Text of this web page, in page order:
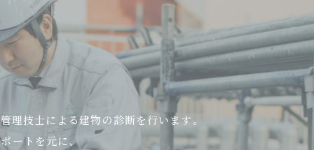
理技士による建物の診断を行います。
ートを元に、